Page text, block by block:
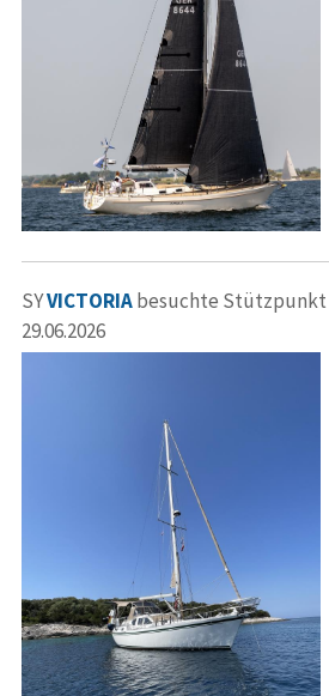
SYVICTORIAbesuchte Stützpunkt
29.06.2026